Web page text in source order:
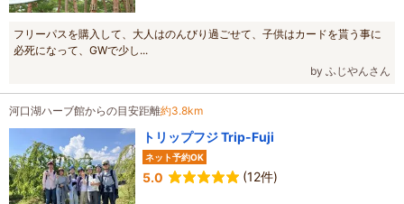
フリーパスを購入して、大人はのんびり過ごせて、子供はカードを貰う事に
必死になって、GWで少し...
by ふじやんさん
河口湖ハーブ館からの目安距離約3.8km
トリップフジ Trip-Fuji
ネット予約OK
5.0 (12件)